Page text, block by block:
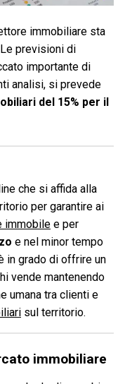
immobiliare sta
previsioni di
importante di
analisi, si prevede
del 15% per il
che si affida alla
per garantire ai
immobile e per
e nel minor tempo
in grado di offrire un
vende mantenendo
umana tra clienti e
sul territorio.
immobiliare